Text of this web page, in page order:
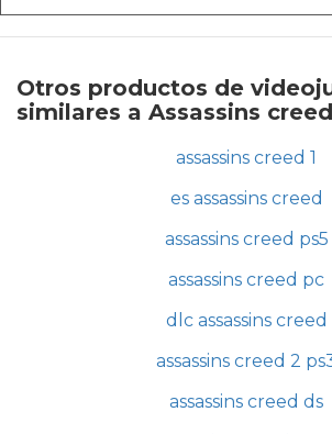
Otros productos de
similares a Assassins
assassins creed 1
es assassins creed
assassins creed ps5
assassins creed pc
dlc assassins creed
assassins creed 2
assassins creed ds